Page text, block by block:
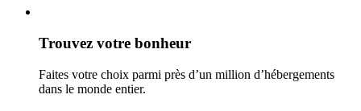
Trouvez votre bonheur
Faites votre choix parmi près d’un million d’hébergements
dans le monde entier.